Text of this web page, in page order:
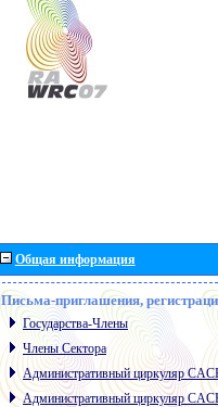
Общая информация
Письма-приглашения,
Государства-Члены
Члены Сектора
Административный циркуляр
Административный циркуляр